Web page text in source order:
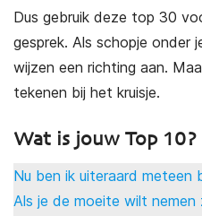
Dus gebruik deze top 30
gesprek. Als schopje onder
wijzen een richting aan.
tekenen bij het kruisje.
Wat is jouw Top 10?
Nu ben ik uiteraard meteen
Als je de moeite wilt nemen